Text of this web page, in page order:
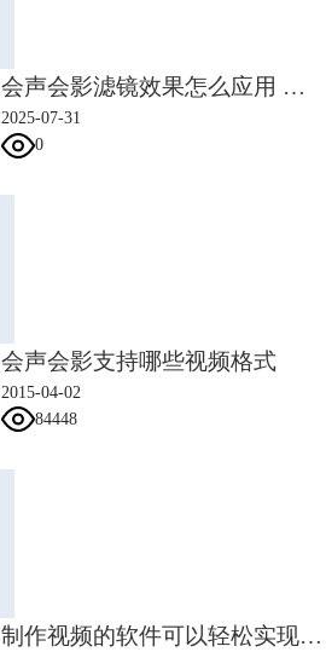
会声会影滤镜效果怎么应用 会声会影滤镜强度与色彩参数设置步骤
2025-07-31
0
会声会影支持哪些视频格式
2015-04-02
84448
制作视频的软件可以轻松实现格式转换